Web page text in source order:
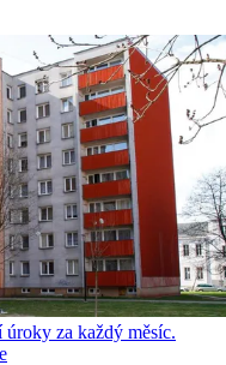
za každý měsíc.